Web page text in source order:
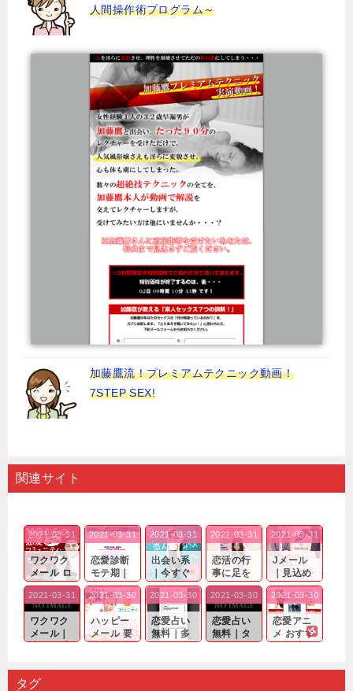
人間操作術プログラム～
加藤鷹流！プレミアムテクニック動画！
7STEP SEX!
関連サイト
ワクワク
メール ロ
グイン pc
｜心の底
から真
剣...
2021-03-31
恋愛診断
モテ期｜
老若男女
問わ
ず…。
2021-03-31
出会い系
｜今すぐ
仲良くな
れる相手
探しをし
たいと...
2021-03-31
恋活の行
事に足を
運んでも
出会いの
チャンス
が訪れ...
2021-03-31
Jメール
｜見込め
る効果が
確実なも
のであっ
ても…...
2021-03-31
ワクワク
メール｜
出会い系
り会った
人に軽...
2021-03-31
ハッピー
メール 要
注意人物
するので
2021-03-30
恋愛占い
無料｜多
数ある出
プリの内
2021-03-30
恋愛占い
無料｜タ
ーゲット
る人に恋
2021-03-30
恋愛アニ
メ おすす
め｜「心
雑で素人
2021-03-30
タグ